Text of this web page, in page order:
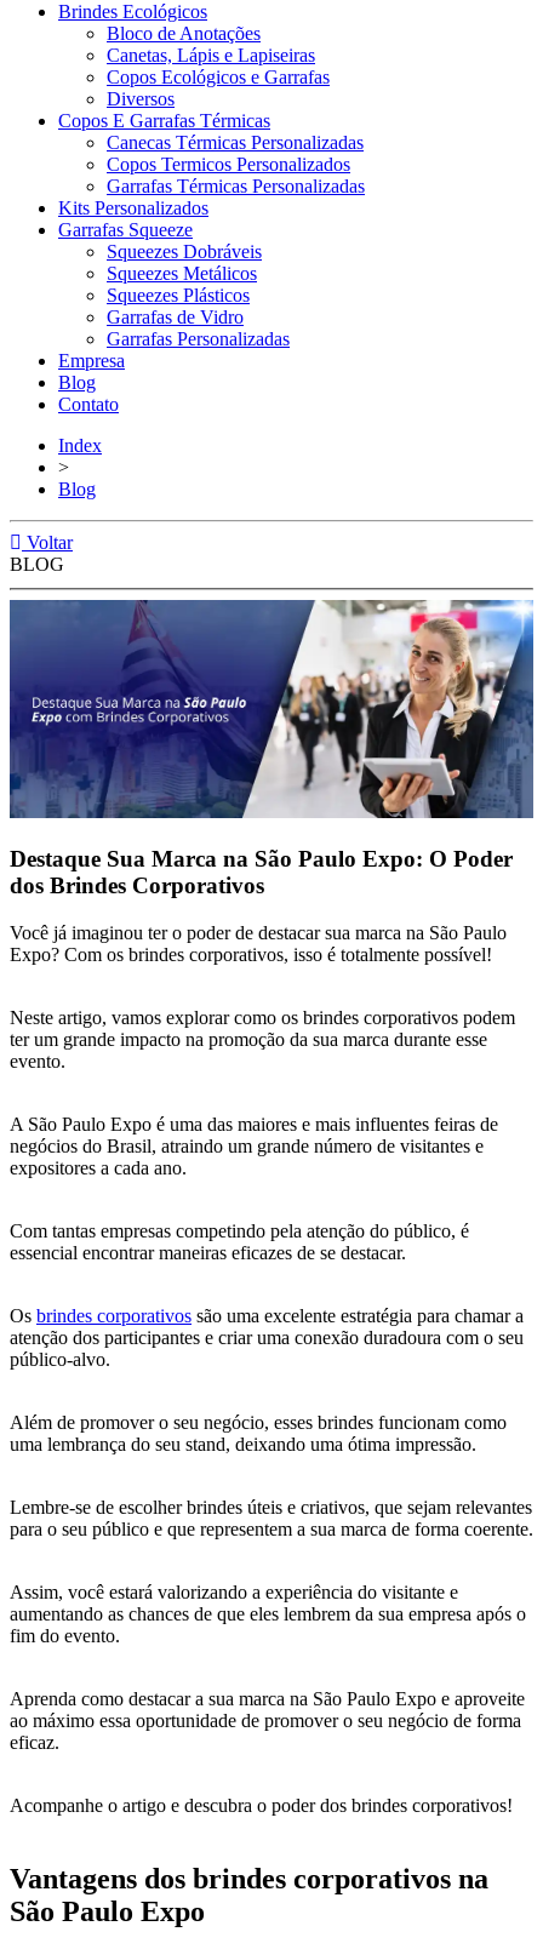
Brindes Ecológicos
Bloco de Anotações
Canetas, Lápis e Lapiseiras
Copos Ecológicos e Garrafas
Diversos
Copos E Garrafas Térmicas
Canecas Térmicas Personalizadas
Copos Termicos Personalizados
Garrafas Térmicas Personalizadas
Kits Personalizados
Garrafas Squeeze
Squeezes Dobráveis
Squeezes Metálicos
Squeezes Plásticos
Garrafas de Vidro
Garrafas Personalizadas
Empresa
Blog
Contato
Index
>
Blog
Voltar
BLOG
Destaque Sua Marca na São Paulo Expo: O Poder
dos Brindes Corporativos
Você já imaginou ter o poder de destacar sua marca na São Paulo
Expo? Com os brindes corporativos, isso é totalmente possível!
Neste artigo, vamos explorar como os brindes corporativos podem
ter um grande impacto na promoção da sua marca durante esse
evento.
A São Paulo Expo é uma das maiores e mais influentes feiras de
negócios do Brasil, atraindo um grande número de visitantes e
expositores a cada ano.
Com tantas empresas competindo pela atenção do público, é
essencial encontrar maneiras eficazes de se destacar.
Os brindes corporativos são uma excelente estratégia para chamar a
atenção dos participantes e criar uma conexão duradoura com o seu
público-alvo.
Além de promover o seu negócio, esses brindes funcionam como
uma lembrança do seu stand, deixando uma ótima impressão.
Lembre-se de escolher brindes úteis e criativos, que sejam relevantes
para o seu público e que representem a sua marca de forma coerente.
Assim, você estará valorizando a experiência do visitante e
aumentando as chances de que eles lembrem da sua empresa após o
fim do evento.
Aprenda como destacar a sua marca na São Paulo Expo e aproveite
ao máximo essa oportunidade de promover o seu negócio de forma
eficaz.
Acompanhe o artigo e descubra o poder dos brindes corporativos!
Vantagens dos brindes corporativos na
São Paulo Expo